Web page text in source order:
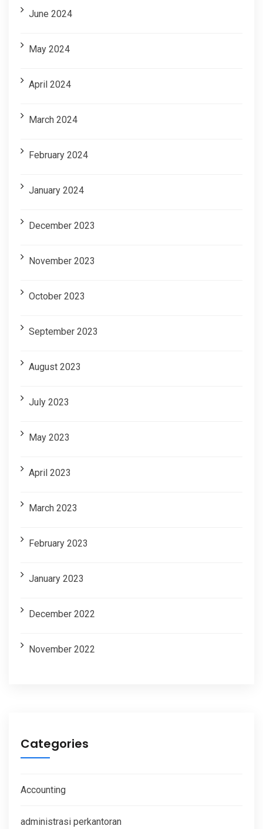
June 2024
May 2024
April 2024
March 2024
February 2024
January 2024
December 2023
November 2023
October 2023
September 2023
August 2023
July 2023
May 2023
April 2023
March 2023
February 2023
January 2023
December 2022
November 2022
Categories
Accounting
administrasi perkantoran